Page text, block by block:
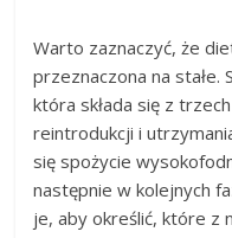
Warto zaznaczyć, że
przeznaczona na stałe.
która składa się z
reintrodukcji i
się spożycie
następnie w kolejnych
je, aby określić, które z